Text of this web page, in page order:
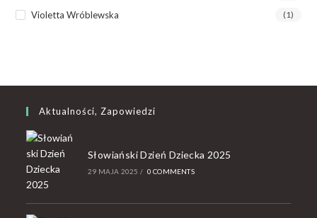
Violetta Wróblewska (1)
Aktualności, Zapowiedzi
Słowiański Dzień Dziecka 2025
29 MAJA 2025 / 0 COMMENTS